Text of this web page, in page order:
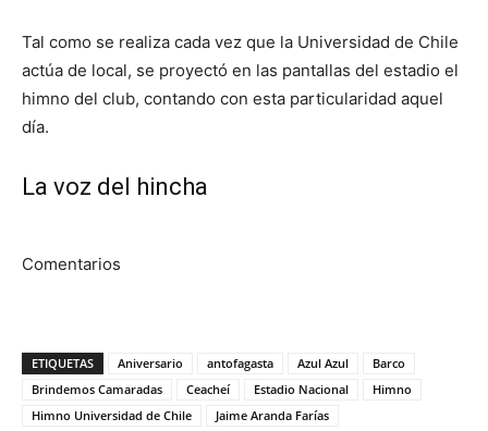
Tal como se realiza cada vez que la Universidad de Chile
actúa de local, se proyectó en las pantallas del estadio el
himno del club, contando con esta particularidad aquel
día.
La voz del hincha
Comentarios
ETIQUETAS Aniversario antofagasta Azul Azul
Barco
Brindemos Camaradas
Ceacheí Estadio Nacional
Himno
Himno Universidad de Chile
Jaime Aranda Farías